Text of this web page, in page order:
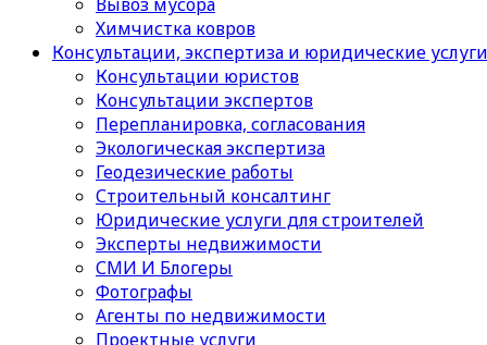
Химчистка ковров
Консультации, экспертиза и юридические услуги
Консультации юристов
Консультации экспертов
Перепланировка, согласования
Экологическая экспертиза
Геодезические работы
Строительный консалтинг
Юридические услуги для строителей
Эксперты недвижимости
СМИ И Блогеры
Фотографы
Агенты по недвижимости
Проектные услуги